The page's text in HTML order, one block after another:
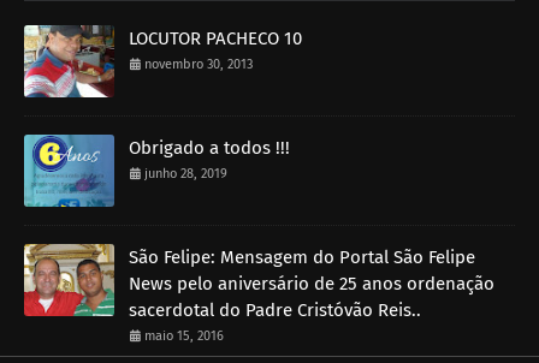
LOCUTOR PACHECO 10
novembro 30, 2013
Obrigado a todos !!!
junho 28, 2019
São Felipe: Mensagem do Portal São Felipe
News pelo aniversário de 25 anos ordenação
sacerdotal do Padre Cristóvão Reis..
maio 15, 2016